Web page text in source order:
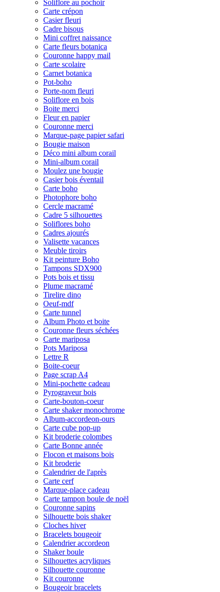
Soliflore au pochoir
Carte crépon
Casier fleuri
Cadre bisous
Mini coffret naissance
Carte fleurs botanica
Couronne happy mail
Carte scolaire
Carnet botanica
Pot-boho
Porte-nom fleuri
Soliflore en bois
Boite merci
Fleur en papier
Couronne merci
Marque-page papier safari
Bougie maison
Déco mini album corail
Mini-album corail
Moulez une bougie
Casier bois éventail
Carte boho
Photophore boho
Cercle macramé
Cadre 5 silhouettes
Soliflores boho
Cadres ajourés
Valisette vacances
Meuble tiroirs
Kit peinture Boho
Tampons SDX900
Pots bois et tissu
Plume macramé
Tirelire dino
Oeuf-mdf
Carte tunnel
Album Photo et boite
Couronne fleurs séchées
Carte mariposa
Pots Mariposa
Lettre R
Boite-coeur
Page scrap A4
Mini-pochette cadeau
Pyrograveur bois
Carte-bouton-coeur
Carte shaker monochrome
Album-accordeon-ours
Carte cube pop-up
Kit broderie colombes
Carte Bonne année
Flocon et maisons bois
Kit broderie
Calendrier de l'après
Carte cerf
Marque-place cadeau
Carte tampon boule de noël
Couronne sapins
Silhouette bois shaker
Cloches hiver
Bracelets bougeoir
Calendrier accordeon
Shaker boule
Silhouettes acryliques
Silhouette couronne
Kit couronne
Bougeoir bracelets